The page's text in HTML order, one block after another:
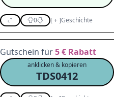
0 [+]Geschichte
Gutschein für5 € Rabatt
anklicken & kopieren
TDS0412